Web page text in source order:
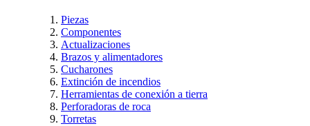
Piezas
Componentes
Actualizaciones
Brazos y alimentadores
Cucharones
Extinción de incendios
Herramientas de conexión a tierra
Perforadoras de roca
Torretas